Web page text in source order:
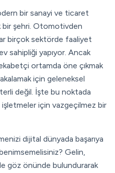
bir sanayi ve ticaret
bir şehri. Otomotivden
birçok sektörde faaliyet
sahipliği yapıyor. Ancak
ortamda öne çıkmak
için geleneksel
değil. İşte bu noktada
işletmeler için vazgeçilmez bir
dijital dünyada başarıya
Gelin,
göz önünde bulundurarak